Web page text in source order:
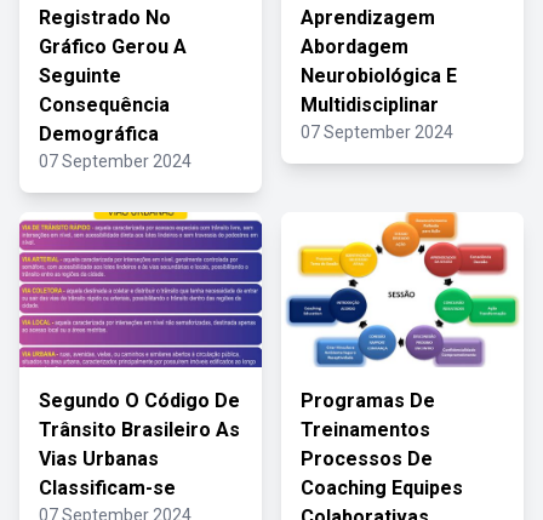
Registrado No
Gráfico Gerou A
Seguinte
Consequência
Demográfica
07 September 2024
Aprendizagem
Abordagem
Neurobiológica E
Multidisciplinar
07 September 2024
Segundo O Código De
Trânsito Brasileiro As
Vias Urbanas
Classificam-se
07 September 2024
Programas De
Treinamentos
Processos De
Coaching Equipes